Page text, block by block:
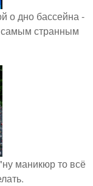
о дно бассейна -
самым странным
маникюр то всё